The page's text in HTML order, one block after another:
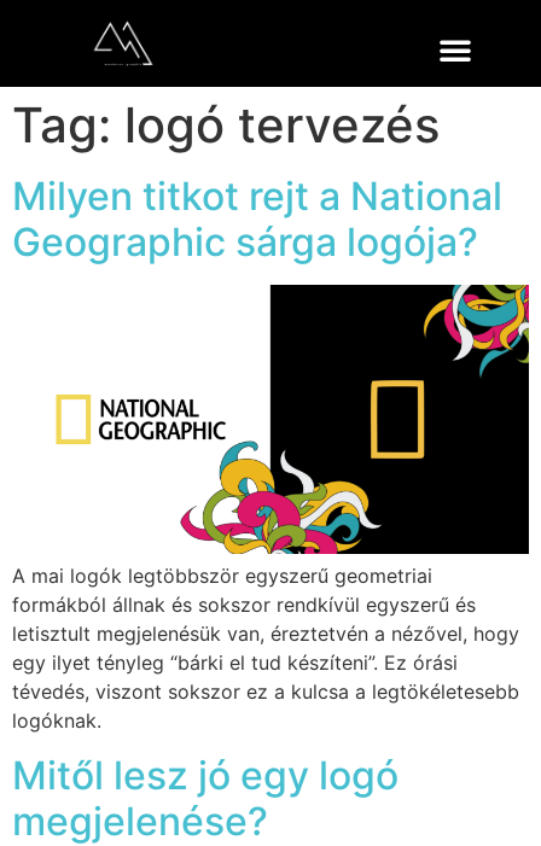
Tag: logó tervezés
Milyen titkot rejt a National
Geographic sárga logója?
A mai logók legtöbbször egyszerű geometriai
formákból állnak és sokszor rendkívül egyszerű és
letisztult megjelenésük van, éreztetvén a nézővel, hogy
egy ilyet tényleg “bárki el tud készíteni”. Ez órási
tévedés, viszont sokszor ez a kulcsa a legtökéletesebb
logóknak.
Mitől lesz jó egy logó
megjelenése?